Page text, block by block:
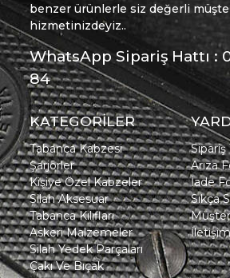
benzer ürünlerle siz değerli
hizmetinizdeyiz..
WhatsApp Sipariş Hattı :
84
KATEGORİLER
Tabanca Kabzesi
Şarjörler
Kişiye Özel Kabzeler
Silah Aksesuar
Tabanca Kılıfları
Askeri Malzemeler
Silah Yedek Parçaları
Çakı Ve Bıçak
Sipariş
Arıza
İade
Sıkça
İletişim